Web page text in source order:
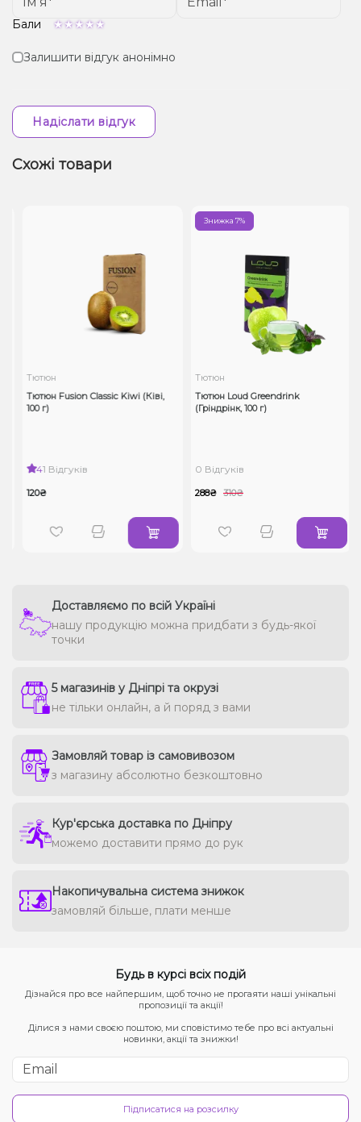
Бали
Залишити відгук анонімно
Надіслати відгук
Схожі товари
Тютюн
Тютюн Fusion Classic Kiwi (Ківі,
100 г)
41 Відгуків
120₴
Знижка 7%
Тютюн
Тютюн Loud Greendrink
(Гріндрінк, 100 г)
0 Відгуків
288₴ 310₴
Доставляємо по всій Україні
нашу продукцію можна придбати з будь-якої
точки
5 магазинів у Дніпрі та окрузі
не тільки онлайн, а й поряд з вами
Замовляй товар із самовивозом
з магазину абсолютно безкоштовно
Кур'єрська доставка по Дніпру
можемо доставити прямо до рук
Накопичувальна система знижок
замовляй більше, плати менше
Будь в курсі всіх подій
Дізнайся про все найпершим, щоб точно не прогаяти наші унікальні
пропозиції та акції!
Ділися з нами своєю поштою, ми сповістимо тебе про всі актуальні
новинки, акції та знижки!
Підписатися на розсилку